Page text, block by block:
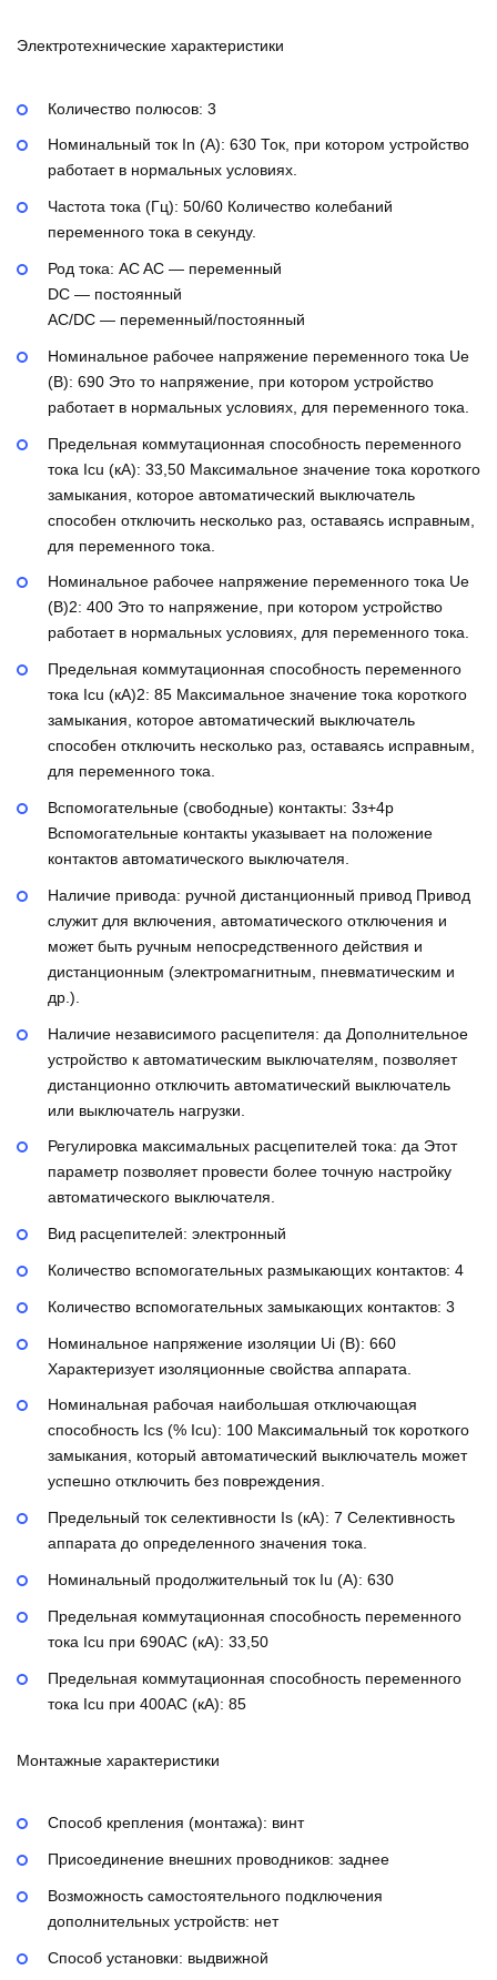
Электротехнические характеристики
Количество полюсов: 3
Номинальный ток In (А): 630 Ток, при котором устройство
работает в нормальных условиях.
Частота тока (Гц): 50/60 Количество колебаний
переменного тока в секунду.
Род тока: ACAC — переменный
DC — постоянный
AC/DC — переменный/постоянный
Номинальное рабочее напряжение переменного тока Ue
(В): 690 Это то напряжение, при котором устройство
работает в нормальных условиях, для переменного тока.
Предельная коммутационная способность переменного
тока Icu (кА): 33,50 Максимальное значение тока короткого
замыкания, которое автоматический выключатель
способен отключить несколько раз, оставаясь исправным,
для переменного тока.
Номинальное рабочее напряжение переменного тока Ue
(В)2: 400 Это то напряжение, при котором устройство
работает в нормальных условиях, для переменного тока.
Предельная коммутационная способность переменного
тока Icu (кА)2: 85 Максимальное значение тока короткого
замыкания, которое автоматический выключатель
способен отключить несколько раз, оставаясь исправным,
для переменного тока.
Вспомогательные (свободные) контакты: 3з+4р
Вспомогательные контакты указывает на положение
контактов автоматического выключателя.
Наличие привода: ручной дистанционный привод Привод
служит для включения, автоматического отключения и
может быть ручным непосредственного действия и
дистанционным (электромагнитным, пневматическим и
др.).
Наличие независимого расцепителя: да Дополнительное
устройство к автоматическим выключателям, позволяет
дистанционно отключить автоматический выключатель
или выключатель нагрузки.
Регулировка максимальных расцепителей тока: да Этот
параметр позволяет провести более точную настройку
автоматического выключателя.
Вид расцепителей: электронный
Количество вспомогательных размыкающих контактов: 4
Количество вспомогательных замыкающих контактов: 3
Номинальное напряжение изоляции Ui (В): 660
Характеризует изоляционные свойства аппарата.
Номинальная рабочая наибольшая отключающая
способность Ics (% Icu): 100 Максимальный ток короткого
замыкания, который автоматический выключатель может
успешно отключить без повреждения.
Предельный ток селективности Is (кА): 7 Селективность
аппарата до определенного значения тока.
Номинальный продолжительный ток Iu (А): 630
Предельная коммутационная способность переменного
тока Icu при 690AC (кА): 33,50
Предельная коммутационная способность переменного
тока Icu при 400АС (кА): 85
Монтажные характеристики
Способ крепления (монтажа): винт
Присоединение внешних проводников: заднее
Возможность самостоятельного подключения
дополнительных устройств: нет
Способ установки: выдвижной